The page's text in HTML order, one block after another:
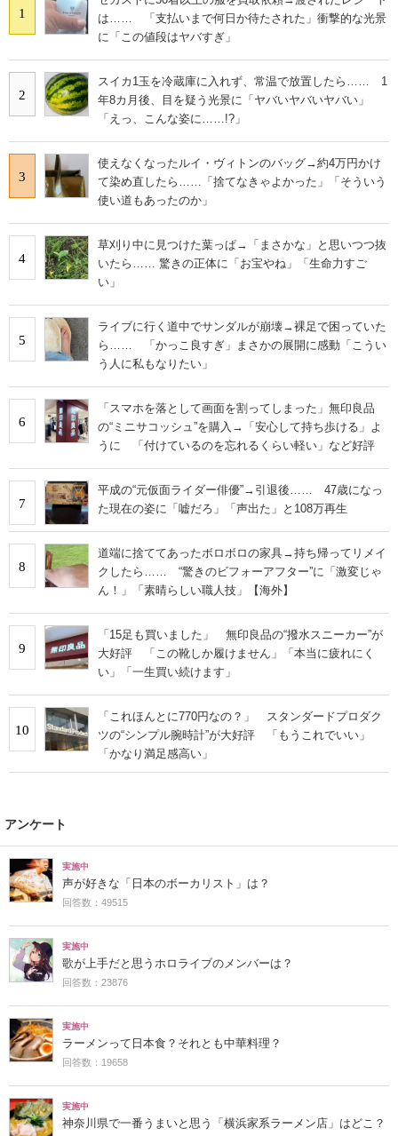
1
は…… 「支払いまで何日か待たされた」衝撃的な光景
に「この値段はヤバすぎ」
2
スイカ1玉を冷蔵庫に入れず、常温で放置したら…… 1
年8カ月後、目を疑う光景に「ヤバいヤバいヤバい」
「えっ、こんな姿に……!?」
3
使えなくなったルイ・ヴィトンのバッグ→約4万円かけ
て染め直したら……「捨てなきゃよかった」「そういう
使い道もあったのか」
4
草刈り中に見つけた葉っぱ→「まさかな」と思いつつ抜
いたら…… 驚きの正体に「お宝やね」「生命力すご
い」
5
ライブに行く道中でサンダルが崩壊→裸足で困っていた
ら…… 「かっこ良すぎ」まさかの展開に感動「こうい
う人に私もなりたい」
6
「スマホを落として画面を割ってしまった」無印良品
の“ミニサコッシュ”を購入→「安心して持ち歩ける」よ
うに 「付けているのを忘れるくらい軽い」など好評
7
平成の“元仮面ライダー俳優”→引退後…… 47歳になっ
た現在の姿に「嘘だろ」「声出た」と108万再生
8
道端に捨ててあったボロボロの家具→持ち帰ってリメイ
クしたら…… “驚きのビフォーアフター”に「激変じゃ
ん！」「素晴らしい職人技」【海外】
9
「15足も買いました」 無印良品の“撥水スニーカー”が
大好評 「この靴しか履けません」「本当に疲れにく
い」「一生買い続けます」
10
「これほんとに770円なの？」 スタンダードプロダク
ツの“シンプル腕時計”が大好評 「もうこれでいい」
「かなり満足感高い」
アンケート
実施中
声が好きな「日本のボーカリスト」は？
回答数：49515
実施中
歌が上手だと思うホロライブのメンバーは？
回答数：23876
実施中
ラーメンって日本食？それとも中華料理？
回答数：19658
実施中
神奈川県で一番うまいと思う「横浜家系ラーメン店」はどこ？